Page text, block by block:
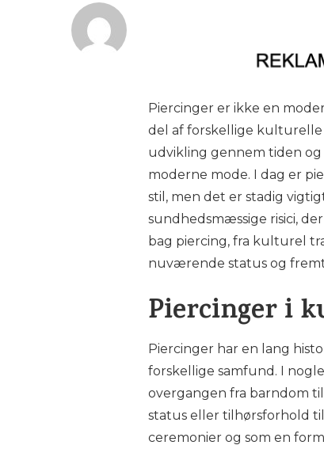
Piercinger er ikke en
del af forskellige kulturelle
udvikling gennem tiden
moderne mode. I dag er
stil, men det er stadig
sundhedsmæssige risici,
bag piercing, fra kulturel
nuværende status og
Piercinger i
Piercinger har en lang
forskellige samfund. I
overgangen fra barndom
status eller tilhørsforhold
ceremonier og som en